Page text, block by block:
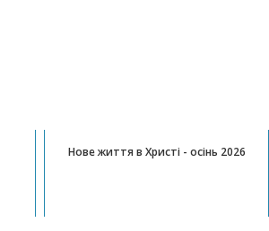
Нове життя в Христі - осінь 2026